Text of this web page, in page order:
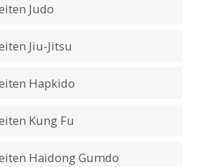
Judo
Jiu-Jitsu
Hapkido
Kung Fu
Haidong Gumdo